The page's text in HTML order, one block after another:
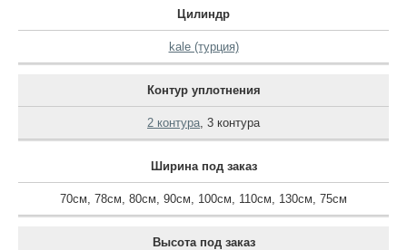
Цилиндр
kale (турция)
Контур уплотнения
2 контура, 3 контура
Ширина под заказ
70см, 78см, 80см, 90см, 100см, 110см, 130см, 75см
Высота под заказ